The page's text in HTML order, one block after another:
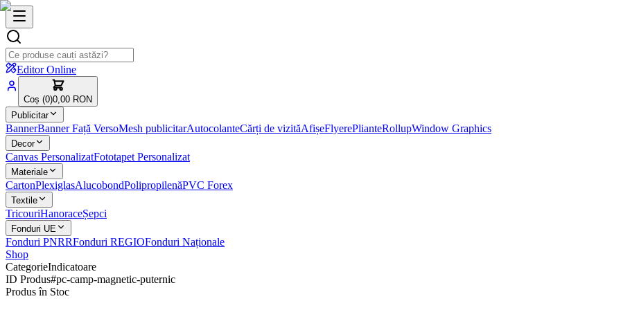
Editor Online
Coș (0)0,00 RON
Publicitar
BannerBanner Față VersoMesh publicitarAutocolanteCărți de vizităAfișeFlyerePlianteRollupWindow Graphics
Decor
Canvas PersonalizatFototapet Personalizat
Materiale
CartonPlexiglasAlucobondPolipropilenăPVC Forex
Textile
TricouriHanoraceȘepci
Fonduri UE
Fonduri PNRRFonduri REGIOFonduri Naționale
Shop
CategorieIndicatoare
ID Produs#pc-camp-magnetic-puternic
Produs în Stoc